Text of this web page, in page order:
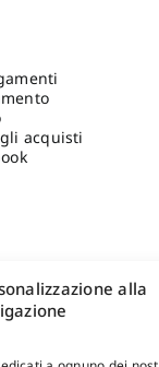
alla
acquisti